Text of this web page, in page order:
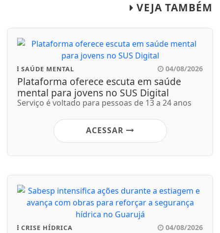
VEJA TAMBÉM
SAÚDE MENTAL 04/08/2026
Plataforma oferece escuta em saúde
mental para jovens no SUS Digital
Serviço é voltado para pessoas de 13 a 24 anos
ACESSAR
CRISE HÍDRICA 04/08/2026